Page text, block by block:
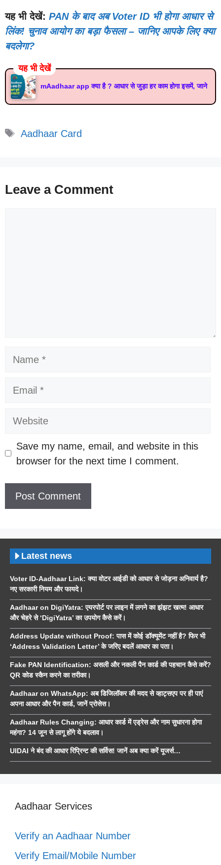
यह भी देखें: PAN के बाद अब Voter ID भी होगा आधार से
लिंक! चुनाव आयोग का बड़ा फैसला – जानिए आपके लिए क्या
बदलेगा?
यह भी देखें
mAadhaar app क्या है ? आधार से जुड़ा हर काम होगा इसमें, जाने
Tags
Aadhaar Card
Leave a Comment
Name
Email
Website
Save my name, email, and website in this
browser for the next time I comment.
Latest news
Voter ID-Aadhaar Link: क्या वोटर आईडी को आधार से जोड़ना अनिवार्य है?
नए सरकारी नियम और फायदे।
Aadhaar on DigiYatra: एयरपोर्ट पर लाइन में लगने का झंझट खत्म! आधार
और चेहरे से ‘DigiYatra’ का उपयोग कैसे करें।
Address Update without Proof: पास में कोई डॉक्यूमेंट नहीं है? फिर भी
‘Address Validation Letter’ के जरिए बदलें आधार का पता।
Fake PAN Identification: असली और नकली पैन कार्ड की पहचान कैसे करें?
QR कोड स्कैन करने का तरीका।
Aadhaar on WhatsApp: अब डिजिलॉकर की मदद से व्हाट्सएप पर ही पाएं
अपना आधार और पैन कार्ड, जानें प्रोसेस।
Aadhaar Rules Changing: आधार कार्ड में एड्रेस और नाम सुधारना होगा
महंगा? 14 जून से लागू होंगे ये बदलाव।
UIDAI ने बंद की आधार रिप्रिन्ट की सर्विस! जानें अब क्या करें यूजर्स…
Aadhaar Services
Verify an Aadhaar Number
Verify Email/Mobile Number